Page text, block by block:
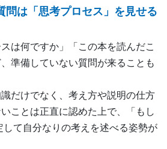
問は「思考プロセス」を見せる
は何ですか」「この本を読んだこ
準備していない質問が来ることも
だけでなく、考え方や説明の仕方
ことは正直に認めた上で、「もし
て自分なりの考えを述べる姿勢が